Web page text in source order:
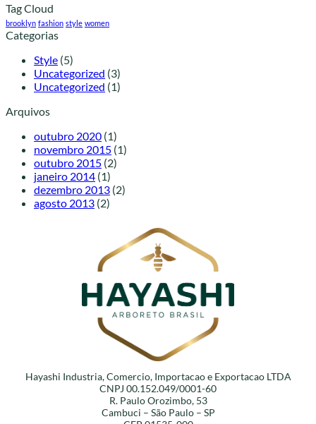
Tag Cloud
brooklyn fashion style women
Categorias
Style (5)
Uncategorized (3)
Uncategorized (1)
Arquivos
outubro 2020 (1)
novembro 2015 (1)
outubro 2015 (2)
janeiro 2014 (1)
dezembro 2013 (2)
agosto 2013 (2)
Hayashi Industria, Comercio, Importacao e Exportacao LTDA
CNPJ 00.152.049/0001-60
R. Paulo Orozimbo, 53
Cambuci – São Paulo – SP